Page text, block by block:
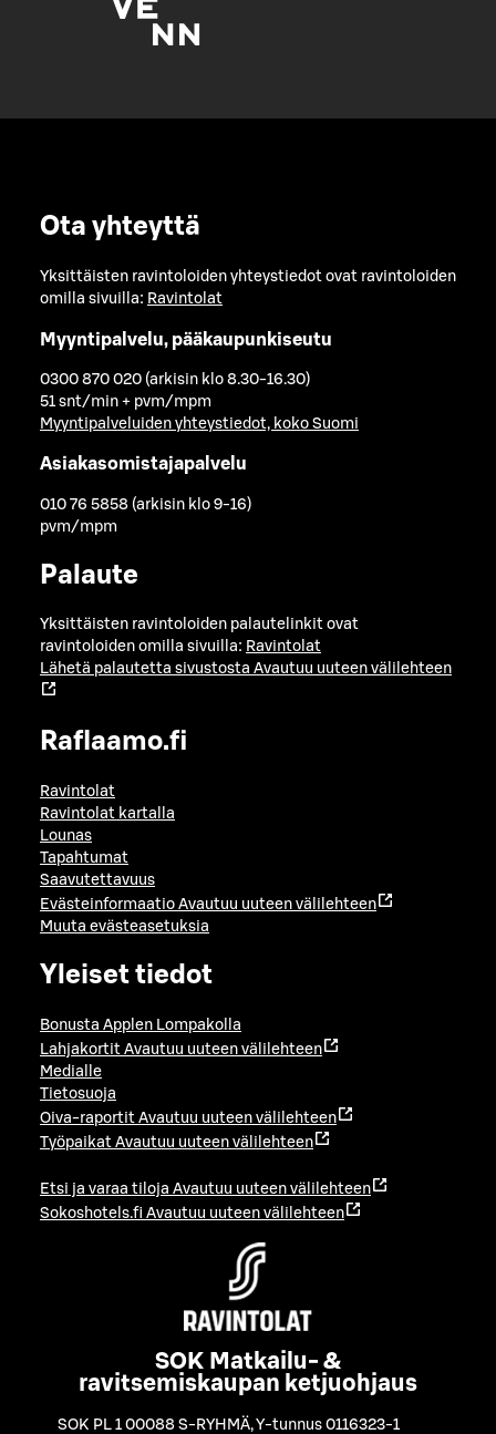
Ota yhteyttä
Yksittäisten ravintoloiden yhteystiedot ovat ravintoloiden
omilla sivuilla: Ravintolat
Myyntipalvelu, pääkaupunkiseutu
0300 870 020 (arkisin klo 8.30-16.30)
51 snt/min + pvm/mpm
Myyntipalveluiden yhteystiedot, koko Suomi
Asiakasomistajapalvelu
010 76 5858 (arkisin klo 9-16)
pvm/mpm
Palaute
Yksittäisten ravintoloiden palautelinkit ovat
ravintoloiden omilla sivuilla: Ravintolat
Lähetä palautetta sivustosta Avautuu uuteen välilehteen
Raflaamo.fi
Ravintolat
Ravintolat kartalla
Lounas
Tapahtumat
Saavutettavuus
Evästeinformaatio Avautuu uuteen välilehteen
Muuta evästeasetuksia
Yleiset tiedot
Bonusta Applen Lompakolla
Lahjakortit Avautuu uuteen välilehteen
Medialle
Tietosuoja
Oiva-raportit Avautuu uuteen välilehteen
Työpaikat Avautuu uuteen välilehteen
Etsi ja varaa tiloja Avautuu uuteen välilehteen
Sokoshotels.fi Avautuu uuteen välilehteen
SOK Matkailu- &
ravitsemiskaupan ketjuohjaus
SOK PL 1 00088 S-RYHMÄ,Y-tunnus 0116323-1